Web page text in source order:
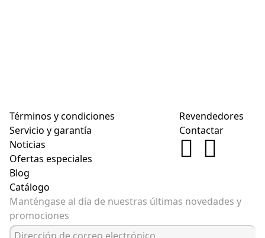
Términos y condiciones
Servicio y garantía
Noticias
Ofertas especiales
Blog
Catálogo
Revendedores
Contactar
Manténgase al día de nuestras últimas novedades y
promociones